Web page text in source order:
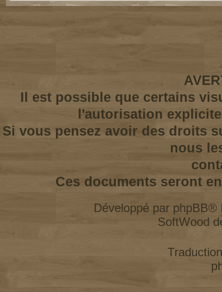
Il est possible que certains
l'autorisation
Si vous pensez avoir des droits
nous
Ces documents seront
Développé par phpBB®
SoftWood